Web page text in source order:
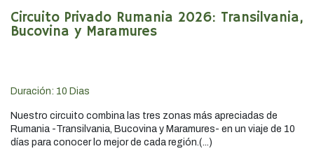
Circuito Privado Rumania 2026: Transilvania,
Bucovina y Maramures
Duración: 10 Dias
Nuestro circuito combina las tres zonas más apreciadas de
Rumania -Transilvania, Bucovina y Maramures- en un viaje de 10
días para conocer lo mejor de cada región.(...)